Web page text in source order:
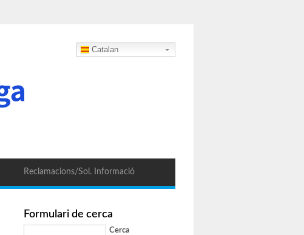
Catalan
Reclamacions/Sol. Informació
Formulari de cerca
Cerca